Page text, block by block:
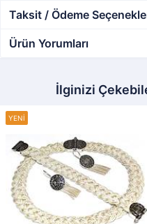
Taksit / Ödeme
Ürün Yorumları
İlginizi